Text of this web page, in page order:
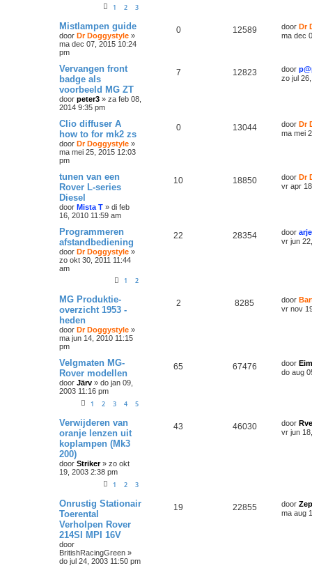
1 2 3
Mistlampen guide
door Dr Doggystyle »
ma dec 07, 2015 10:24
pm
0 12589 door Dr
ma dec
Vervangen front
badge als
voorbeeld MG ZT
door peter3 » za feb 08,
2014 9:35 pm
7 12823 door
zo jul
Clio diffuser A
how to for mk2 zs
door Dr Doggystyle »
ma mei 25, 2015 12:03
pm
0 13044 door Dr
ma mei
tunen van een
Rover L-series
Diesel
door Mista T » di feb
16, 2010 11:59 am
10 18850 door Dr
vr apr
Programmeren
afstandbediening
door Dr Doggystyle »
zo okt 30, 2011 11:44
am
1 2
22 28354 door
vr jun
MG Produktie-
overzicht 1953 -
heden
door Dr Doggystyle »
ma jun 14, 2010 11:15
pm
2 8285 door
vr nov
Velgmaten MG-
Rover modellen
door Järv » do jan 09,
2003 11:16 pm
1 2 3 4 5
65 67476 door
do aug
Verwijderen van
oranje lenzen uit
koplampen (Mk3
200)
door Striker» zo okt
19, 2003 2:38 pm
1 2 3
43 46030 door
vr jun
Onrustig Stationair
Toerental
Verholpen Rover
214SI MPI 16V
door
BritishRacingGreen »
do jul 24, 2003 11:50 pm
19 22855 door
ma aug